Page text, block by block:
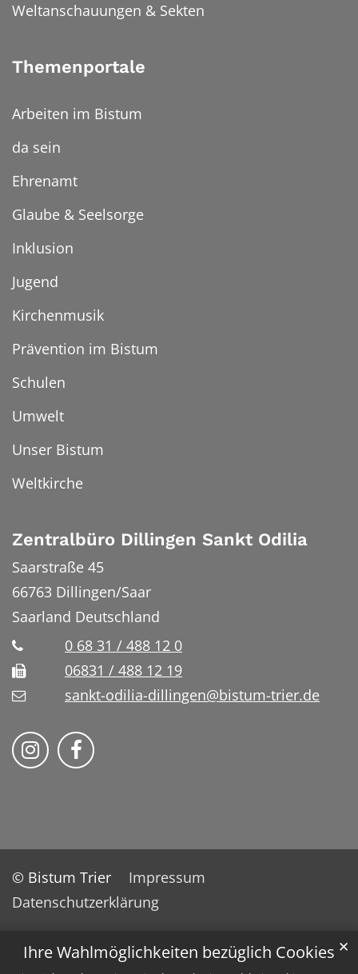
Ihre Wahlmöglichkeiten bezüglich Cookies ✕
Weltanschauungen & Sekten
Themenportale
Arbeiten im Bistum
da sein
Ehrenamt
Glaube & Seelsorge
Inklusion
Jugend
Kirchenmusik
Prävention im Bistum
Schulen
Umwelt
Unser Bistum
Weltkirche
Zentralbüro Dillingen Sankt Odilia
Saarstraße 45
66763 Dillingen/Saar
Saarland Deutschland
0 68 31 / 488 12 0
06831 / 488 12 19
sankt-odilia-dillingen@bistum-trier.de
Bistum Trier auf Instragram
Bistum Trier auf Facebook
© Bistum Trier
Impressum
Datenschutzerklärung